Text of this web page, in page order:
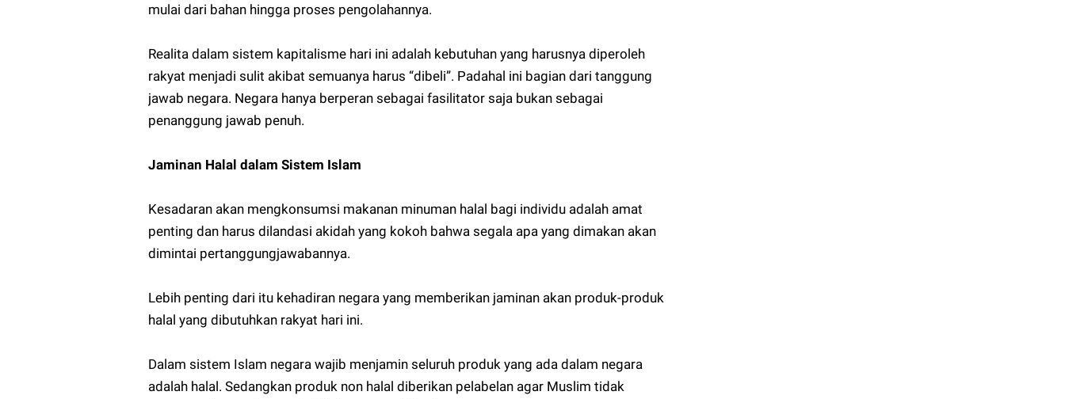
mulai dari bahan hingga proses pengolahannya.
Realita dalam sistem kapitalisme hari ini adalah kebutuhan yang harusnya diperoleh
rakyat menjadi sulit akibat semuanya harus “dibeli”. Padahal ini bagian dari tanggung
jawab negara. Negara hanya berperan sebagai fasilitator saja bukan sebagai
penanggung jawab penuh.
Jaminan Halal dalam Sistem Islam
Kesadaran akan mengkonsumsi makanan minuman halal bagi individu adalah amat
penting dan harus dilandasi akidah yang kokoh bahwa segala apa yang dimakan akan
dimintai pertanggungjawabannya.
Lebih penting dari itu kehadiran negara yang memberikan jaminan akan produk-produk
halal yang dibutuhkan rakyat hari ini.
Dalam sistem Islam negara wajib menjamin seluruh produk yang ada dalam negara
adalah halal. Sedangkan produk non halal diberikan pelabelan agar Muslim tidak